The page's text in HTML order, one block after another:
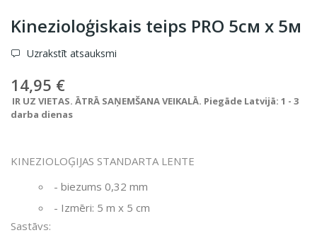
Kinezioloģiskais teips PRO 5см x 5м
Uzrakstīt atsauksmi
14,95 €
IR UZ VIETAS. ĀTRĀ SAŅEMŠANA VEIKALĀ. Piegāde Latvijā: 1 - 3
darba dienas
KINEZIOLOĢIJAS STANDARTA LENTE
- biezums 0,32 mm
- Izmēri: 5 m x 5 cm
Sastāvs: